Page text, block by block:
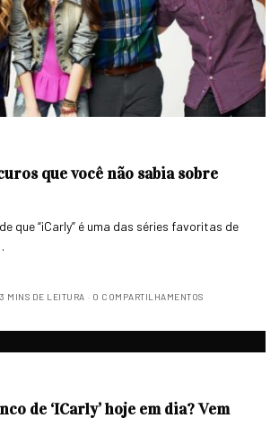
que você não sabia sobre
que “iCarly” é uma das séries favoritas de
3 MINS DE LEITURA 0 COMPARTILHAMENTOS
de ‘ICarly’ hoje em dia? Vem